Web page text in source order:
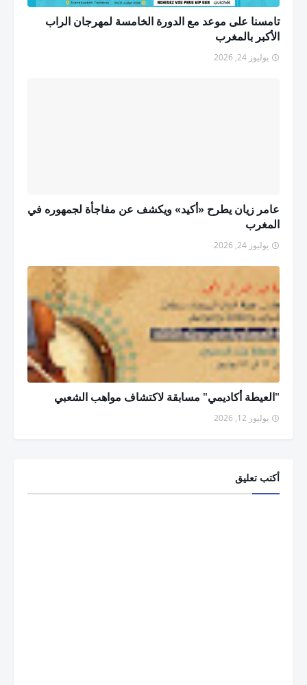
تامسنا على موعد مع الدورة الخامسة لمهرجان الراب
الأكبر بالمغرب
يوليوز 24, 2026
عامر زيان يطرح «أكيد» ويكشف عن مفاجأة لجمهوره في
المغرب
يوليوز 24, 2026
"العيطة أكاديمي" مسابقة لاكتشاف مواهب الشعبي
يوليوز 12, 2026
أكتب تعليق